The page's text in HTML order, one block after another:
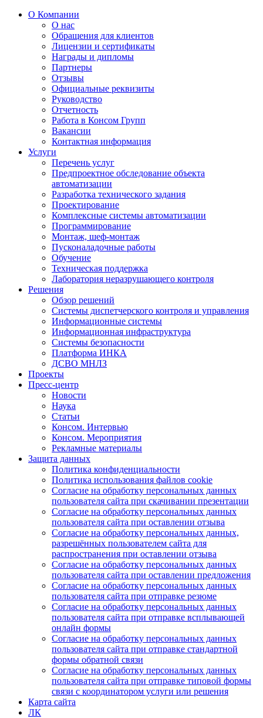
О Компании
О нас
Обращения для клиентов
Лицензии и сертификаты
Награды и дипломы
Партнеры
Отзывы
Официальные реквизиты
Руководство
Отчетность
Работа в Консом Групп
Вакансии
Контактная информация
Услуги
Перечень услуг
Предпроектное обследование объекта
автоматизации
Разработка технического задания
Проектирование
Комплексные системы автоматизации
Программирование
Монтаж, шеф-монтаж
Пусконаладочные работы
Обучение
Техническая поддержка
Лаборатория неразрушающего контроля
Решения
Обзор решений
Системы диспетчерского контроля и управления
Информационные системы
Информационная инфраструктура
Системы безопасности
Платформа ИНКА
ДСВО МНЛЗ
Проекты
Пресс-центр
Новости
Наука
Статьи
Консом. Интервью
Консом. Мероприятия
Рекламные материалы
Защита данных
Политика конфиденциальности
Политика использования файлов cookie
Согласие на обработку персональных данных
пользователя сайта при скачивании презентации
Согласие на обработку персональных данных
пользователя сайта при оставлении отзыва
Согласие на обработку персональных данных,
разрешённых пользователем сайта для
распространения при оставлении отзыва
Согласие на обработку персональных данных
пользователя сайта при оставлении предложения
Согласие на обработку персональных данных
пользователя сайта при отправке резюме
Согласие на обработку персональных данных
пользователя сайта при отправке всплывающей
онлайн формы
Согласие на обработку персональных данных
пользователя сайта при отправке стандартной
формы обратной связи
Согласие на обработку персональных данных
пользователя сайта при отправке типовой формы
связи с координатором услуги или решения
Карта сайта
ЛК